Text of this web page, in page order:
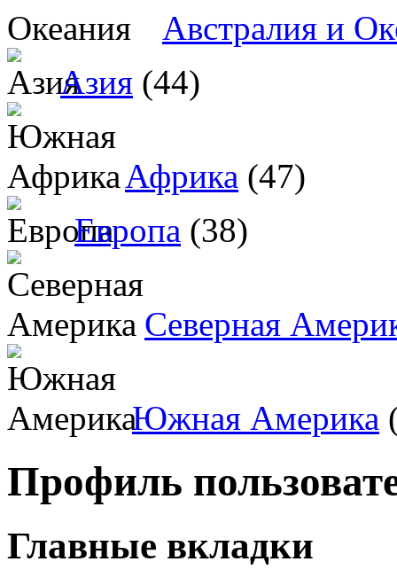
Австралия и
Азия (44)
Африка (47)
Европа (38)
Северная
Южная Америка
Профиль
Главные вкладки